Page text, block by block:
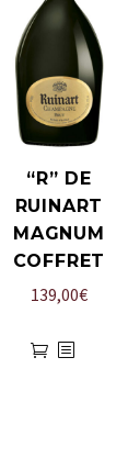
“R” DE
RUINART
MAGNUM
COFFRET
139,00€